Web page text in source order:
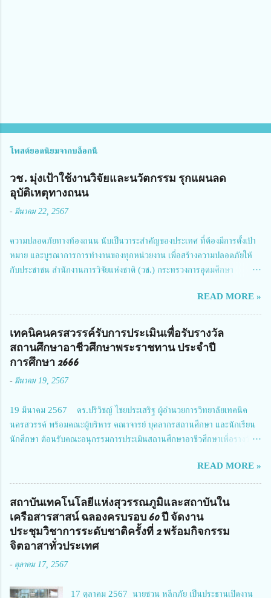
โพสต์ยอดนิยมจากบล็อกนี้
วช. มุ่งเป้าใช้งานวิจัยและนวัตกรรม รุกแผนลด
อุบัติเหตุทางถนน
- มีนาคม 22, 2567
ความปลอดภัยทางท้องถนน นับเป็นวาระสำคัญของประเทศ ที่ต้องมีการตั้งเป้า
หมาย และบูรณาการการทำงานของทุกหน่วยงาน เพื่อสร้างความปลอดภัยให้
กับประชาชน สำนักงานการวิจัยแห่งชาติ (วช.) กระทรวงการอุดมศึกษา
สมาคมวิศวกรรมชีวการแพทย์ไทย จัดการประชุมเผยแพร่ผลการดำเนินงาน
โครงการการวิจัยเชิงปฏิบัติการโดยบูรณาการทุกภาคส่วน เพื่อลดอุบัติเหตุและ
การเสียชีวิตให้สอดคล้องกับเป้าหมายแผนแม่บทฉบับที่ 5 ในวันที่ 22 มีนาคม
2567 โดยมี ดร.วิภารัตน์ ดีอ่อง ผู้อำนวยการสำนักงานการวิจัยแห่งชาติ เป็น
ประธานในพิธีเปิดพร้อมให้นโยบายการผลักดันงานวิจัยเพื่อความปลอดภัยทาง
การประชุมในครั้งนี้ นางสาวสตตกมล เกียรติพานิช ผู้อำนวยการกองบริหารทุน
Richmond Stylish Convention Hotel จังหวัดนนทบุรี ดร.วิภารัตน์ ดีอ่อง
ผู้อำนวยการสำนักงานการวิจัยแห่งชาติ กล่าวว่า วช. ในฐานะหน่วยงานบริหาร
จัดการทุนวิจัยและนวัตกรรมได้เล็งเห็นถึงความสำคัญของกา...
READ MORE »
เทคนิคนครสวรรค์รับการประเมินเพื่อรับรางวัล
สถานศึกษาอาชีวศึกษาพระราชทาน ประจำปี
การศึกษา 2666
- มีนาคม 19, 2567
19 มีนาคม 2567 ดร.ปริวิชญ์ ไชยประเสริฐ ผู้อำนวยการวิทยาลัยเทคนิค
นครสวรรค์ พร้อมคณะผู้บริหาร คณาจารย์ บุคลากรสถานศึกษา และนักเรียน
นักศึกษา ต้อนรับคณะอนุกรรมการประเมินสถานศึกษาอาชีวศึกษาเพื่อรางวัล
นายจักรภพ เนวะมาตย์ ผู้อำนวยการวิทยาลัยเทคนิคตาก ประธานคณะอนุกร
รมการฯ 1.นายวณิชา คณะใน ผู้ทรงคุณวุฒิ 2.นายภัทธาวุธ โพธา ผู้อำนวย
การวิทยาลัยสารพัดช่างกำแพงเพชร 3.นางสาวหัตถาภรณ์ เสาร์เรือน ผู้อำนวย
การวิทยาลัยการอาชีพบ้านตาก 4.นางเพ็ญศรี ขุนทอง ผู้อำนวยการวิทยาลัย
การอาชีพรัตนประสิทธิ์วิทย์ 5.นายธเนศ คงวังทอง ผู้อำนวยการวิทยาลัย
เกษตรและเทคโนโลยีพิจิตร 6.นายชัยณรงค์ คชมาตย์ ผู้อำนวยการวิทยาลัย
8.นายณัฐกฤต ภูทวี รองผู้อำนวยการวิทยาลัยเทคนิคตาก นายจักรภพ กล่าว
READ MORE »
สถาบันเทคโนโลยีแห่งสุวรรณภูมิและสถาบันใน
เครือสารสาสน์ ฉลองครบรอบ 60 ปี จัดงาน
ประชุมวิชาการระดับชาติครั้งที่ 2 พร้อมกิจกรรม
จิตอาสาทั่วประเทศ
- ตุลาคม 17, 2567
17 ตุลาคม 2567 นายชวน หลีกภัย เป็นประธานเปิดงาน